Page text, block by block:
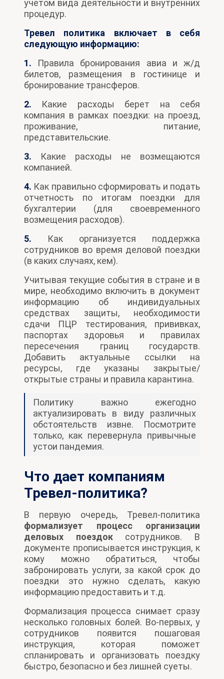
учетом вида деятельности и внутренних
процедур.
Тревел политика включает в себя
следующую информацию:
1.
Правила бронирования авиа и ж/д
билетов, размещения в гостинице и
бронирование трансферов.
2.
Какие расходы берет на себя
компания в рамках поездки: на проезд,
проживание, питание,
представительские.
3.
Какие расходы не возмещаются
компанией.
4. Как правильно сформировать и подать
отчетность по итогам поездки для
бухгалтерии (для своевременного
возмещения расходов).
5.
Как организуется поддержка
сотрудников во время деловой поездки
(в каких случаях, кем).
Учитывая текущие события в стране и в
мире, необходимо включить в документ
информацию об индивидуальных
средствах защиты, необходимости
сдачи ПЦР тестирования, прививках,
паспортах здоровья и правилах
пересечения границ государств.
Добавить актуальные ссылки на
ресурсы, где указаны закрытые/
открытые страны и правила карантина.
Политику важно ежегодно
актуализировать в виду различных
обстоятельств извне. Посмотрите
только, как перевернула привычные
устои пандемия.
Что дает компаниям
Тревел-политика?
В первую очередь, Тревел-политика
формализует процесс организации
деловых поездоксотрудников. В
документе прописывается инструкция, к
кому можно обратиться, чтобы
забронировать услуги, за какой срок до
поездки это нужно сделать, какую
информацию предоставить и т.д.
Формализация процесса снимает сразу
несколько головных болей. Во-первых, у
сотрудников появится пошаговая
инструкция, которая поможет
спланировать и организовать поездку
быстро, безопасно и без лишней суеты.